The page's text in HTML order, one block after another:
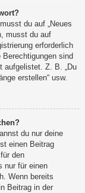
du auf „Neues
musst du auf
erforderlich
sind
aufgelistet. Z. B. „Du
erstellen“ usw.
du nur deine
einen Beitrag
den
nur für einen
Wenn bereits
Beitrag in der